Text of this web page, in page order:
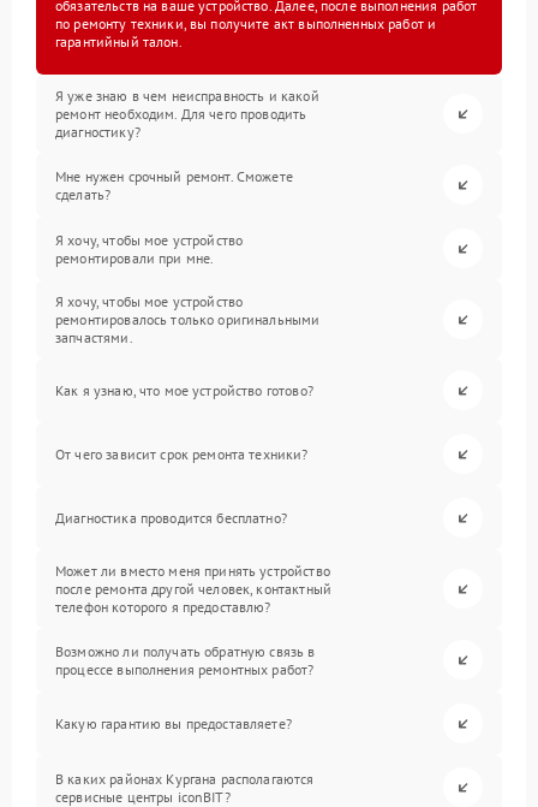
обязательств на ваше устройство. Далее, после выполнения работ
по ремонту техники, вы получите акт выполненных работ и
гарантийный талон.
Я уже знаю в чем неисправность и какой
ремонт необходим. Для чего проводить
диагностику?
Мне нужен срочный ремонт. Сможете
сделать?
Я хочу, чтобы мое устройство
ремонтировали при мне.
Я хочу, чтобы мое устройство
ремонтировалось только оригинальными
запчастями.
Как я узнаю, что мое устройство готово?
От чего зависит срок ремонта техники?
Диагностика проводится бесплатно?
Может ли вместо меня принять устройство
после ремонта другой человек, контактный
телефон которого я предоставлю?
Возможно ли получать обратную связь в
процессе выполнения ремонтных работ?
Какую гарантию вы предоставляете?
В каких районах Кургана располагаются
сервисные центры iconBIT?